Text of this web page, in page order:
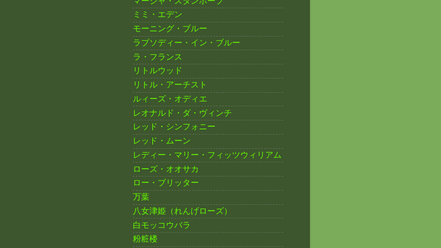
ミミ・エデン
モーニング・ブルー
ラプソディー・イン・ブルー
ラ・フランス
リトルウッド
リトル・アーチスト
ルィーズ・オディエ
レオナルド・ダ・ヴィンチ
レッド・シンフォニー
レッド・ムーン
レディー・マリー・フィッツウィリアム
ローズ・オオサカ
ロー・ブリッター
万葉
八女津姫（れんげローズ）
白モッコウバラ
粉粧楼